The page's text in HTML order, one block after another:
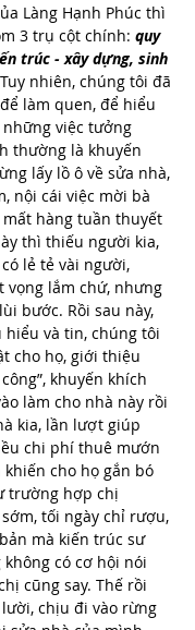
Làng Hạnh Phúc thì
3 trụ cột chính: quy
trúc - xây dựng, sinh
nhiên, chúng tôi đã
làm quen, để hiểu
việc tưởng
thường là khuyến
lấy lồ ô về sửa nhà,
nội cái việc mời bà
hàng tuần thuyết
thì thiếu người kia,
lẻ tẻ vài người,
vọng lắm chứ, nhưng
bước. Rồi sau này,
hiểu và tin, chúng tôi
cho họ, giới thiệu
khuyến khích
làm cho nhà này rồi
kia, lần lượt giúp
chi phí thuê mướn
cho họ gắn bó
trường hợp chị
tối ngày chỉ rượu,
mà kiến trúc sư
có cơ hội nói
cũng say. Thế rồi
chịu đi vào rừng